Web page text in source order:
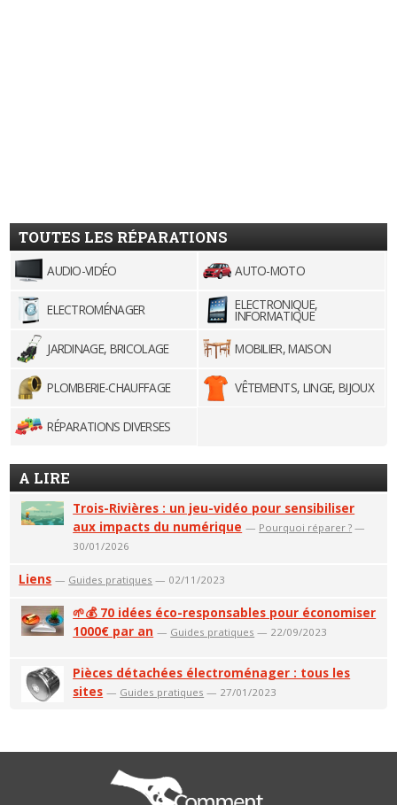
TOUTES LES RÉPARATIONS
AUDIO-VIDÉO AUTO-MOTO
ELECTROMÉNAGER ELECTRONIQUE,
INFORMATIQUE
JARDINAGE, BRICOLAGE
MOBILIER, MAISON
PLOMBERIE-CHAUFFAGE VÊTEMENTS, LINGE, BIJOUX
RÉPARATIONS DIVERSES
A LIRE
Trois-Rivières : un jeu-vidéo pour sensibiliser
aux impacts du numérique — Pourquoi réparer ? —
30/01/2026
Liens — Guides pratiques — 02/11/2023
🌱💰 70 idées éco-responsables pour économiser
1000€ par an — Guides pratiques — 22/09/2023
Pièces détachées électroménager : tous les
sites — Guides pratiques — 27/01/2023